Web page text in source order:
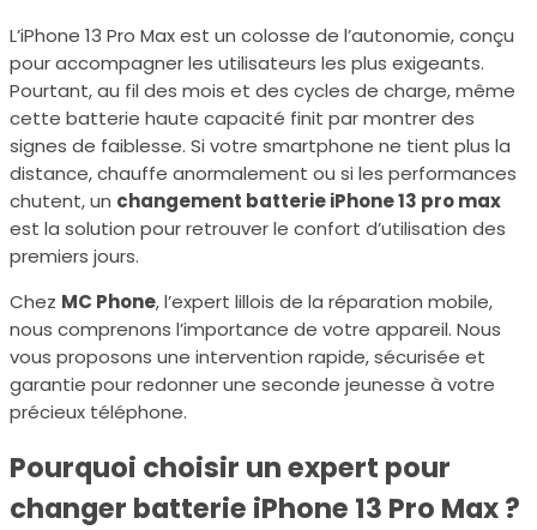
L’iPhone 13 Pro Max est un colosse de l’autonomie, conçu
pour accompagner les utilisateurs les plus exigeants.
Pourtant, au fil des mois et des cycles de charge, même
cette batterie haute capacité finit par montrer des
signes de faiblesse. Si votre smartphone ne tient plus la
distance, chauffe anormalement ou si les performances
chutent, un changement batterie iPhone 13 pro max
est la solution pour retrouver le confort d’utilisation des
premiers jours.
Chez MC Phone, l’expert lillois de la réparation mobile,
nous comprenons l’importance de votre appareil. Nous
vous proposons une intervention rapide, sécurisée et
garantie pour redonner une seconde jeunesse à votre
précieux téléphone.
Pourquoi choisir un expert pour
changer batterie iPhone 13 Pro Max ?